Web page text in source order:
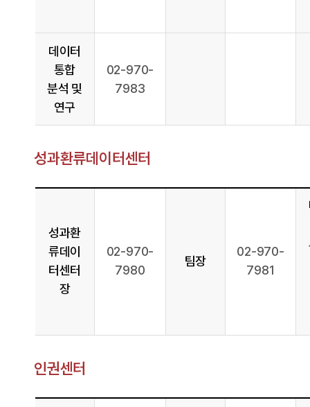
데이터
통합
분석 및
연구
02-970-
7983
성과환류데이터센터
성과환
류데이
터센터
장
02-970-
7980
팀장
02-970-
7981
인권센터